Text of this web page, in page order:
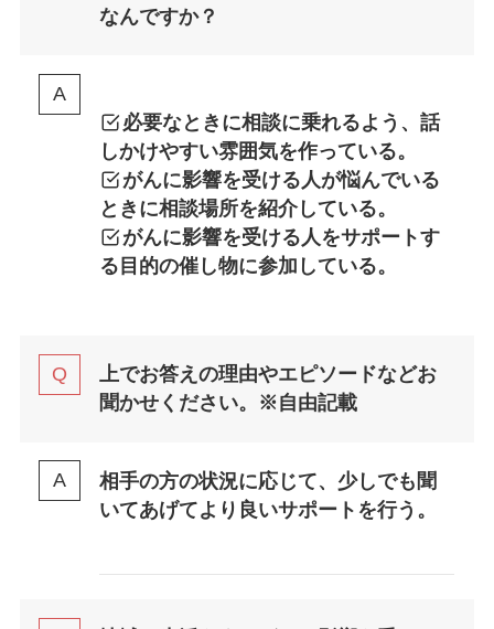
なんですか？
必要なときに相談に乗れるよう、話
しかけやすい雰囲気を作っている。
がんに影響を受ける人が悩んでいる
ときに相談場所を紹介している。
がんに影響を受ける人をサポートす
る目的の催し物に参加している。
上でお答えの理由やエピソードなどお
聞かせください。
※自由記載
相手の方の状況に応じて、少しでも聞
いてあげてより良いサポートを行う。